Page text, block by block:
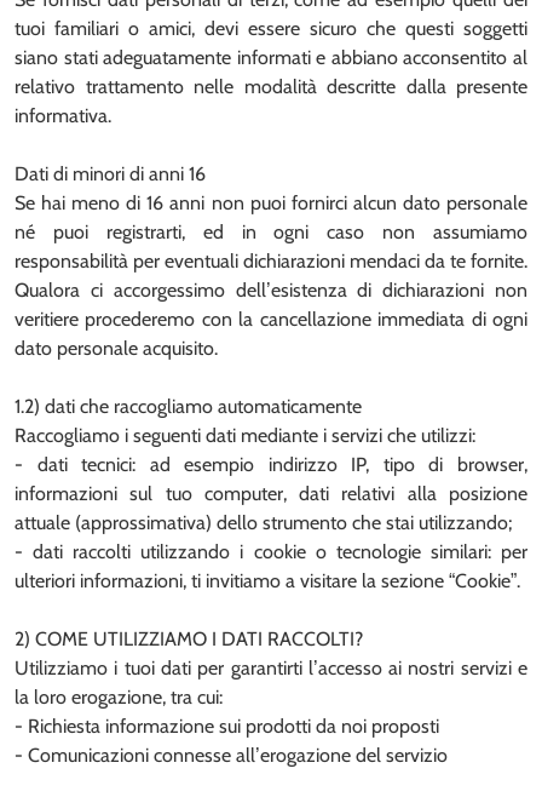
tuoi familiari o amici, devi essere sicuro che questi soggetti
siano stati adeguatamente informati e abbiano acconsentito al
relativo trattamento nelle modalità descritte dalla presente
informativa.
Dati di minori di anni 16
Se hai meno di 16 anni non puoi fornirci alcun dato personale
né puoi registrarti, ed in ogni caso non assumiamo
responsabilità per eventuali dichiarazioni mendaci da te fornite.
Qualora ci accorgessimo dell’esistenza di dichiarazioni non
veritiere procederemo con la cancellazione immediata di ogni
dato personale acquisito.
1.2) dati che raccogliamo automaticamente
Raccogliamo i seguenti dati mediante i servizi che utilizzi:
- dati tecnici: ad esempio indirizzo IP, tipo di browser,
informazioni sul tuo computer, dati relativi alla posizione
attuale (approssimativa) dello strumento che stai utilizzando;
- dati raccolti utilizzando i cookie o tecnologie similari: per
ulteriori informazioni, ti invitiamo a visitare la sezione “Cookie”.
2) COME UTILIZZIAMO I DATI RACCOLTI?
Utilizziamo i tuoi dati per garantirti l’accesso ai nostri servizi e
la loro erogazione, tra cui:
- Richiesta informazione sui prodotti da noi proposti
- Comunicazioni connesse all’erogazione del servizio